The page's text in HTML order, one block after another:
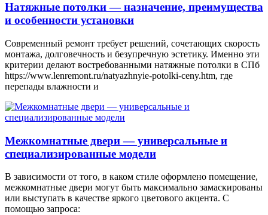
Натяжные потолки — назначение, преимущества
и особенности установки
Современный ремонт требует решений, сочетающих скорость
монтажа, долговечность и безупречную эстетику. Именно эти
критерии делают востребованными натяжные потолки в СПб
https://www.lenremont.ru/natyazhnyie-potolki-ceny.htm, где
перепады влажности и
Межкомнатные двери — универсальные и
специализированные модели
В зависимости от того, в каком стиле оформлено помещение,
межкомнатные двери могут быть максимально замаскированы
или выступать в качестве яркого цветового акцента. С
помощью запроса: